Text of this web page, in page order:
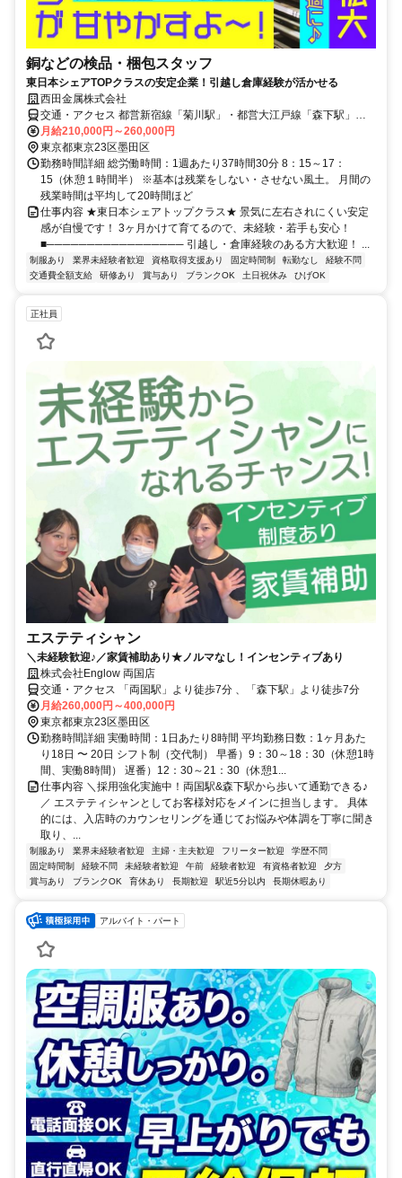
銅などの検品・梱包スタッフ
東日本シェアTOPクラスの安定企業！引越し倉庫経験が活かせる
西田金属株式会社
交通・アクセス 都営新宿線「菊川駅」・都営大江戸線「森下駅」よ
り徒歩8分、JR各線・都営大江戸線「両国駅」より徒歩10分
月給210,000円～260,000円
東京都東京23区墨田区
勤務時間詳細 総労働時間：1週あたり37時間30分 8：15～17：
15（休憩１時間半） ※基本は残業をしない・させない風土。 月間の
残業時間は平均して20時間ほど
仕事内容 ★東日本シェアトップクラス★ 景気に左右されにくい安定
感が自慢です！ 3ヶ月かけて育てるので、未経験・若手も安心！
■───────────────── 引越し・倉庫経験のある方大歓迎！ ...
制服あり 業界未経験者歓迎 資格取得支援あり 固定時間制 転勤なし
経験不問
交通費全額支給
研修あり 賞与あり ブランクOK 土日祝休み ひげOK
正社員
エステティシャン
＼未経験歓迎♪／家賃補助あり★ノルマなし！インセンティブあり
株式会社Englow 両国店
交通・アクセス 「両国駅」より徒歩7分 、「森下駅」より徒歩7分
月給260,000円～400,000円
東京都東京23区墨田区
勤務時間詳細 実働時間：1日あたり8時間 平均勤務日数：1ヶ月あた
り18日 〜 20日 シフト制（交代制） 早番）9：30～18：30（休憩1時
間、実働8時間） 遅番）12：30～21：30（休憩1...
仕事内容 ＼採用強化実施中！両国駅&森下駅から歩いて通勤できる♪
／ エステティシャンとしてお客様対応をメインに担当します。 具体
的には、入店時のカウンセリングを通じてお悩みや体調を丁寧に聞き
取り、...
制服あり 業界未経験者歓迎 主婦・主夫歓迎 フリーター歓迎
学歴不問
固定時間制
経験不問 未経験者歓迎 午前 経験者歓迎 有資格者歓迎
夕方
賞与あり
ブランクOK 育休あり 長期歓迎 駅近5分以内 長期休暇あり
アルバイト・パート